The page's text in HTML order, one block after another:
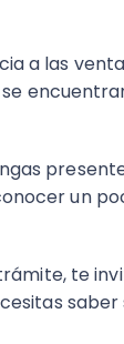
a las
un
te